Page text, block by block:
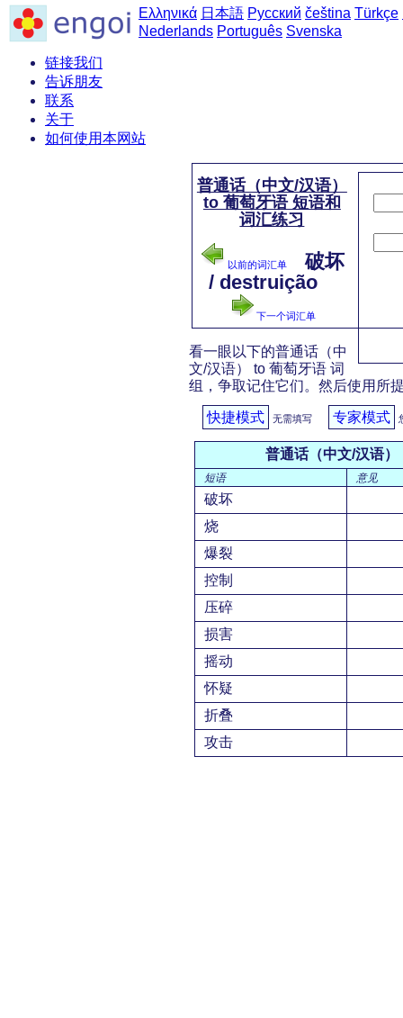
Ελληνικά 日本語 Русский čeština Türkçe
Nederlands Português Svenska
链接我们
告诉朋友
联系
关于
如何使用本网站
普通话（中文/汉语）
to 葡萄牙语 短语和
词汇练习
以前的词汇单
破坏
/ destruição
下一个词汇单
看一眼以下的普通话（中
文/汉语） to 葡萄牙语 词
组，争取记住它们。然后使用所
快捷模式 无需填写 专家模式
普通话（中文/汉语）
短语 意见
破坏
烧
爆裂
控制
压碎
损害
摇动
怀疑
折叠
攻击